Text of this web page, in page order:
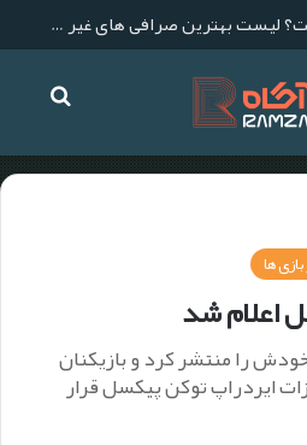
صرافی غیر متمرکز چیست؟ لیست بهترین صرافی های غیر متمرکز برای ایرانیان
ها
اعلام شد
را منتشر کرد و بازیکنان
ایردراپ توکن پیکسل قرار